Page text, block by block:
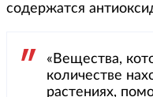
содержатся
«Вещества,
количестве
растениях,